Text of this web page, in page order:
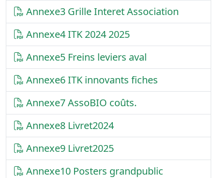
Annexe3 Grille Interet Association
Annexe4 ITK 2024 2025
Annexe5 Freins leviers aval
Annexe6 ITK innovants fiches
Annexe7 AssoBIO coûts.
Annexe8 Livret2024
Annexe9 Livret2025
Annexe10 Posters grandpublic